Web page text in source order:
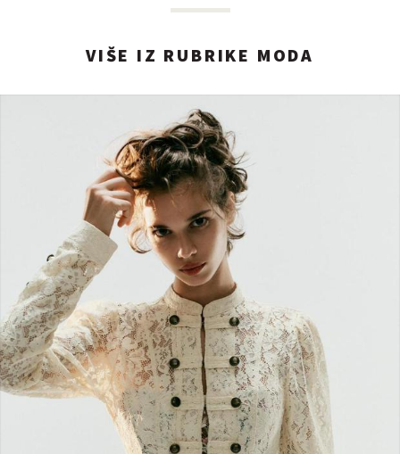
VIŠE IZ RUBRIKE MODA